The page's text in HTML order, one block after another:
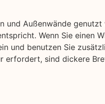
und Außenwände
Wenn Sie einen
und benutzen Sie
erfordert, sind dickere